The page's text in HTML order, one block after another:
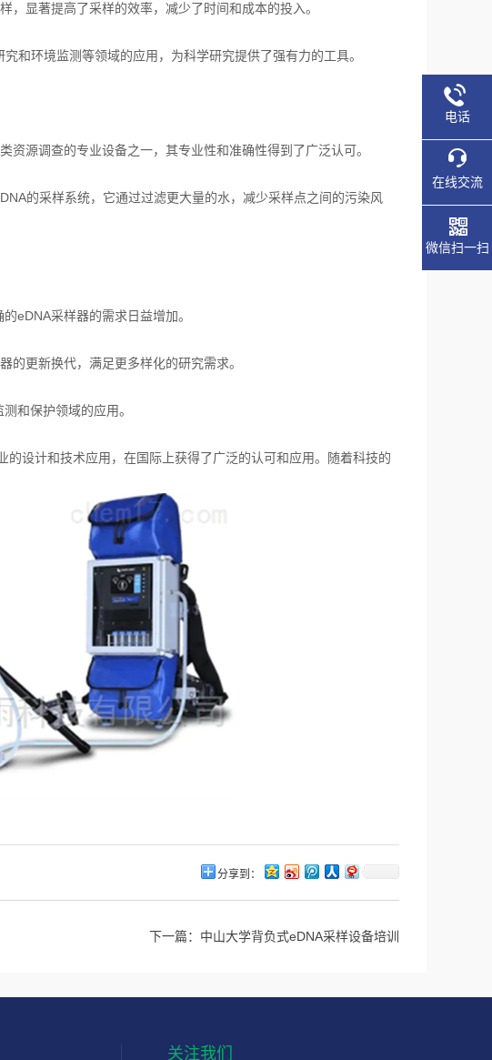
显著提高了采样的效率，减少了时间和成本的投入。
环境监测等领域的应用，为科学研究提供了强有力的工具。
源调查的专业设备之一，其专业性和准确性得到了广泛认可。
的采样系统，它通过过滤更大量的水，减少采样点之间的污染风
采样器的需求日益增加。
更新换代，满足更多样化的研究需求。
和保护领域的应用。
的设计和技术应用，在国际上获得了广泛的认可和应用。随着科技的
分享到：
下一篇： 中山大学背负式eDNA采样设备培训
关注我们
电话
在线交流
微信扫一扫